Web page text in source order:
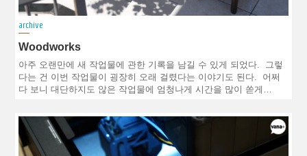
archive
Woodworks
아주 오랜만에 새 작업물에 관한 기록을 남길 수 있게 되었다. 그렇
다는 건 이번 작업물이 굉장히 오래 걸렸다는 이야기도 된다. 어쩌
다 보니 대단하지도 않은 작업물에 엄청나게 시간을 많이 쏟게…